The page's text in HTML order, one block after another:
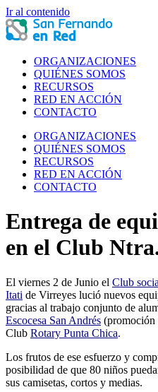
Ir al contenido
ORGANIZACIONES
QUIÉNES SOMOS
RECURSOS
RED EN ACCIÓN
CONTACTO
ORGANIZACIONES
QUIÉNES SOMOS
RECURSOS
RED EN ACCIÓN
CONTACTO
Entrega de
en el Club
El viernes 2 de Junio el Club
Itati de Virreyes lució nuevos
gracias al trabajo conjunto de
Escocesa San Andrés (promoción
Club Rotary Punta Chica.
Los frutos de ese esfuerzo y
posibilidad de que 80 niños
sus camisetas, cortos y medias.